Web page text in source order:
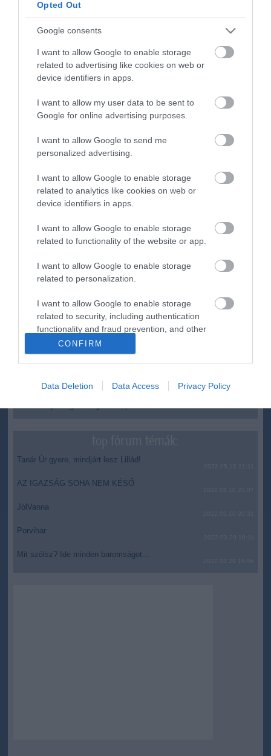
Opted Out
Google consents
I want to allow Google to enable storage
related to advertising like cookies on web or
device identifiers in apps.
I want to allow my user data to be sent to
Google for online advertising purposes.
I want to allow Google to send me
personalized advertising.
I want to allow Google to enable storage
related to analytics like cookies on web or
device identifiers in apps.
I want to allow Google to enable storage
related to functionality of the website or app.
I want to allow Google to enable storage
related to personalization.
I want to allow Google to enable storage
related to security, including authentication
functionality and fraud prevention, and other
user protection.
CONFIRM
Data Deletion Data Access Privacy Policy
Figyelem! A cikkhez hozzáfűzött hozzászólások nem a
network nézeteit
kommenteket nem tudja befolyásolni - azok az olvasók személyes véleményét
tartalmazzák.
Kérjük, kulturáltan, mások személyiségi jogainak és jó hírnevének tiszteletben
tartásával kommenteljenek!
ma.hu legfrissebb hírei:
Vitézy Dávid: 2,3 milliárd forint került vissza az államhoz
egy útdíjrendszeres ügylet felülvizsgálata után
Saját életét is kockára tette a magyar erdész, hogy
Második világháborús MG-42 géppuskát emeltek ki a
Dunából - a rendőrség lefoglalta
A Miniszterelnökség felmondta a Lounge Eventtel kötött
keretszerződését
Újabb két gyanúsítottat fogtak el a 600 milliós
ingatlanmaffia ügyében
Vizes Eb - Megvan az első magyar arany, a nyíltvízi úszó
Betlehem Dávid nyerte a kieséses versenyt
top cikkek:
Tanár Úr gyere, mindjárt lesz Lillád!
AZ IGAZSÁG SOHA NEM KÉSŐ
JólVanna
Porvihar
Mit szólsz? Ide minden baromságot...